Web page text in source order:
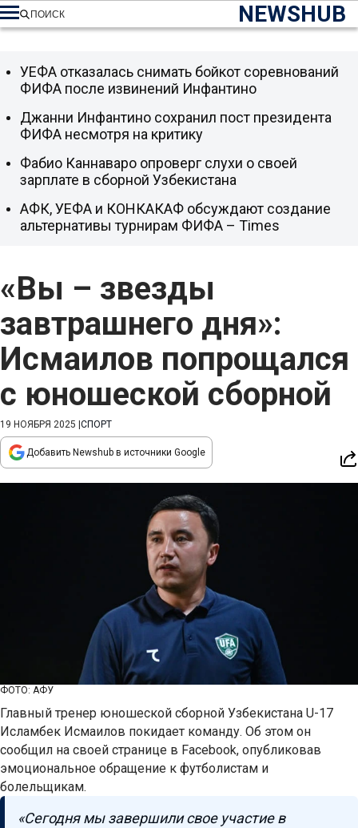
NEWSHUB
ПОИСК
«Вы – звезды
завтрашнего дня»:
Исмаилов попрощался
с юношеской сборной
19 НОЯБРЯ 2025 СПОРТ
Добавить Newshub в источники Google
ФОТО: АФУ
Главный тренер юношеской сборной Узбекистана U-17
Исламбек Исмаилов покидает команду. Об этом он
сообщил на своей странице в Facebook, опубликовав
эмоциональное обращение к футболистам и
болельщикам.
«Сегодня мы завершили свое участие в
УЕФА отказалась снимать бойкот соревнований
ФИФА после извинений Инфантино
Джанни Инфантино сохранил пост президента
ФИФА несмотря на критику
Фабио Каннаваро опроверг слухи о своей
зарплате в сборной Узбекистана
АФК, УЕФА и КОНКАКАФ обсуждают создание
альтернативы турнирам ФИФА – Times